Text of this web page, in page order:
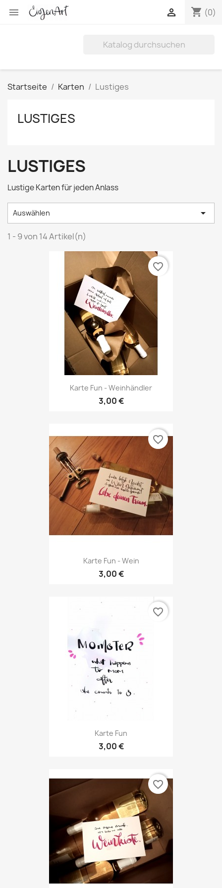
 shopping_cart (0)

Startseite Karten Lustiges
LUSTIGES
LUSTIGES
Lustige Karten für jeden Anlass
Auswählen 
1 - 9 von 14 Artikel(n)
Karte Fun - Weinhändler
3,00 €
favorite_border
Karte Fun - Wein
3,00 €
favorite_border
Karte Fun
3,00 €
favorite_border
favorite_border